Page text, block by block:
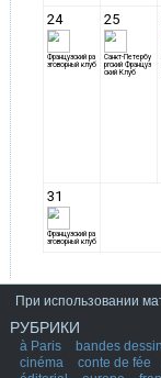
При использовании
РУБРИКИ
à Paris bandes
cinéma
conte de fée